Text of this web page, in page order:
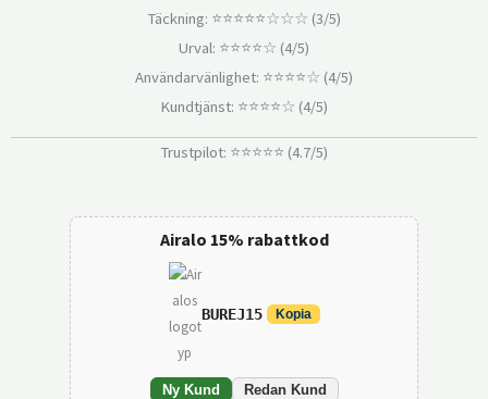
Täckning: ⭐⭐⭐⭐⭐☆☆☆ (3/5)
Urval: ⭐⭐⭐⭐☆ (4/5)
Användarvänlighet: ⭐⭐⭐⭐☆ (4/5)
Kundtjänst: ⭐⭐⭐⭐☆ (4/5)
Trustpilot: ⭐⭐⭐⭐⭐ (4.7/5)
Airalo 15% rabattkod
BUREJ15 Kopia
Ny Kund Redan Kund